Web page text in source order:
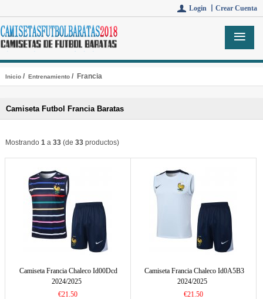
Login 丨 Crear Cuenta
Inicio/ Entrenamiento/ Francia
Camiseta Futbol Francia Baratas
Mostrando 1a 33(de 33productos)
Camiseta Francia Chaleco Id00Dcd
2024/2025
€21.50
Camiseta Francia Chaleco Id0A5B3
2024/2025
€21.50